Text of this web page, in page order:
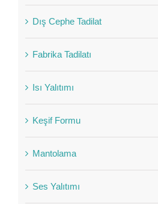
Dış Cephe Tadilat
Fabrika Tadilatı
Isı Yalıtımı
Keşif Formu
Mantolama
Ses Yalıtımı